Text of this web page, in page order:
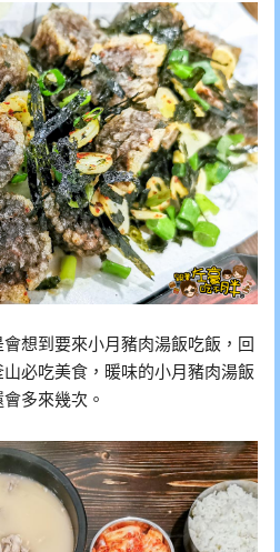
想到要來小月豬肉湯飯吃飯，回
必吃美食，暖味的小月豬肉湯飯
多來幾次。